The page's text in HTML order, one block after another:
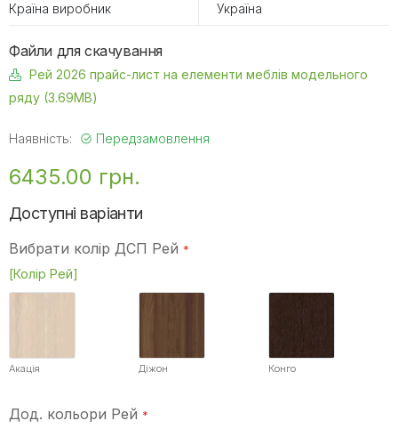
Країна виробник Україна
Файли для скачування
Рей 2026 прайс-лист на елементи меблів модельного
ряду (3.69MB)
Наявність: Передзамовлення
6435.00 грн.
Доступні варіанти
Вибрати колір ДСП Рей
[Колір Рей]
Акація Діжон Конго
Дод. кольори Рей